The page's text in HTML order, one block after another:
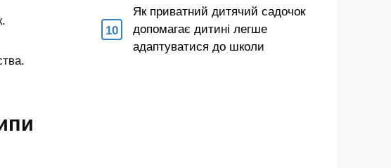
Як приватний дитячий садочок
допомагає дитині легше
адаптуватися до школи